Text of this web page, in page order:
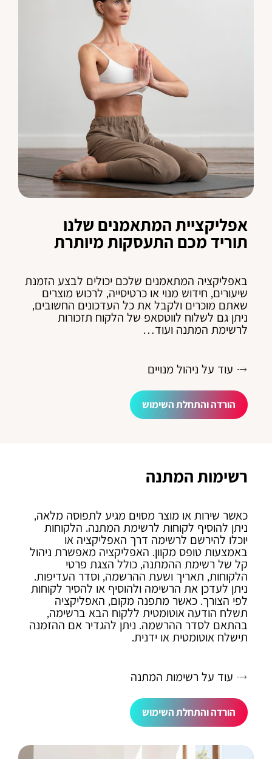
אפליקציית המתאמנים שלנו
תוריד מכם התעסקות מיותרת
באפליקציה המתאמנים שלכם יכולים לבצע הזמנת
שיעורים, חידוש מנוי או כרטיסייה, לרכוש מוצרים
שאתם מוכרים ולקבל את כל העדכונים החשובים,
ניתן גם לשלוח לווטסאפ של הלקוח תזכורות
לרשימת המתנה ועוד…
עוד על ניהול מנויים
הורדה והתחלת השימוש
רשימות המתנה
כאשר שירות או מוצר מסוים מגיע לתפוסה מלאה,
ניתן להוסיף לקוחות לרשימת המתנה. הלקוחות
יוכלו להירשם לרשימה דרך האפליקציה או
באמצעות טופס מקוון. האפליקציה מאפשרת ניהול
קל של רשימת ההמתנה, כולל הצגת פרטי
הלקוחות, תאריך ושעת ההרשמה, וסדר העדיפות.
ניתן לעדכן את הרשימה ולהוסיף או להסיר לקוחות
לפי הצורך. כאשר מתפנה מקום, האפליקציה
תשלח הודעה אוטומטית ללקוח הבא ברשימה,
בהתאם לסדר ההרשמה. ניתן להגדיר אם ההזמנה
תישלח אוטומטית או ידנית.
עוד על רשימות המתנה
הורדה והתחלת השימוש